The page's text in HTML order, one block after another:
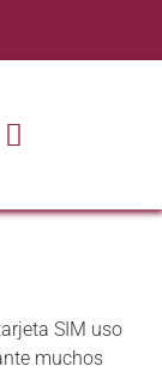
Toggle
SIM uso
muchos